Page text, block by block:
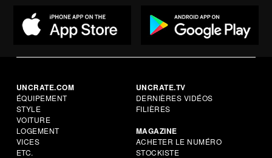
UNCRATE.COM
ÉQUIPEMENT
STYLE
VOITURE
LOGEMENT
VICES
ETC.
UNCRATE.TV
DERNIÈRES VIDÉOS
FILIÈRES
MAGAZINE
ACHETER LE NUMÉRO
STOCKISTE